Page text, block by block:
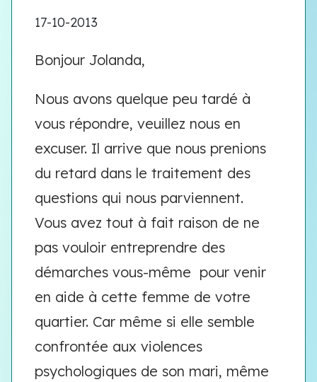
17-10-2013
Bonjour Jolanda,
Nous avons quelque peu tardé à
vous répondre, veuillez nous en
excuser. Il arrive que nous prenions
du retard dans le traitement des
questions qui nous parviennent.
Vous avez tout à fait raison de ne
pas vouloir entreprendre des
démarches vous-même pour venir
en aide à cette femme de votre
quartier. Car même si elle semble
confrontée aux violences
psychologiques de son mari, même